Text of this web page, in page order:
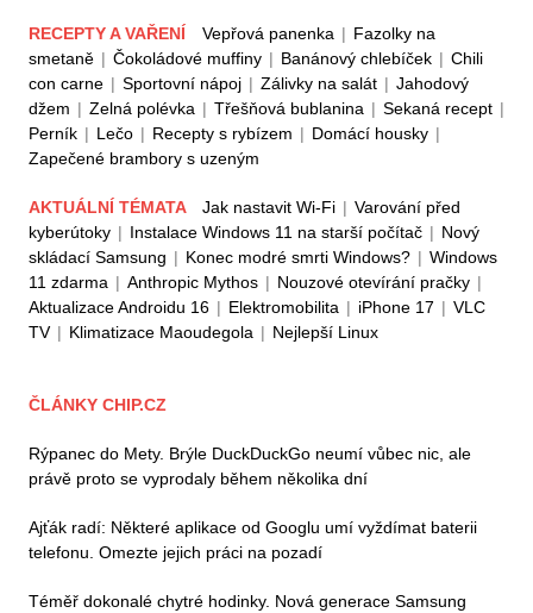
RECEPTY A VAŘENÍ Vepřová panenka | Fazolky na
smetaně | Čokoládové muffiny | Banánový chlebíček | Chili
con carne | Sportovní nápoj | Zálivky na salát | Jahodový
džem | Zelná polévka | Třešňová bublanina | Sekaná recept |
Perník | Lečo | Recepty s rybízem | Domácí housky |
Zapečené brambory s uzeným
AKTUÁLNÍ TÉMATA Jak nastavit Wi-Fi | Varování před
kyberútoky | Instalace Windows 11 na starší počítač | Nový
skládací Samsung | Konec modré smrti Windows? | Windows
11 zdarma | Anthropic Mythos | Nouzové otevírání pračky |
Aktualizace Androidu 16 | Elektromobilita | iPhone 17 | VLC
TV | Klimatizace Maoudegola | Nejlepší Linux
ČLÁNKY CHIP.CZ
Rýpanec do Mety. Brýle DuckDuckGo neumí vůbec nic, ale
právě proto se vyprodaly během několika dní
Ajťák radí: Některé aplikace od Googlu umí vyždímat baterii
telefonu. Omezte jejich práci na pozadí
Téměř dokonalé chytré hodinky. Nová generace Samsung